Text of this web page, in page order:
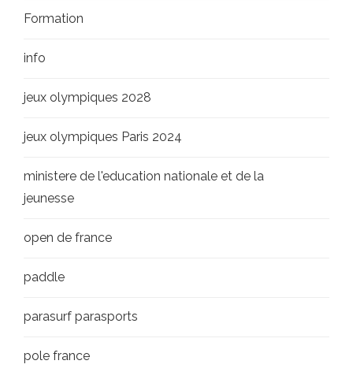
Formation
info
jeux olympiques 2028
jeux olympiques Paris 2024
ministere de l'education nationale et de la
jeunesse
open de france
paddle
parasurf parasports
pole france